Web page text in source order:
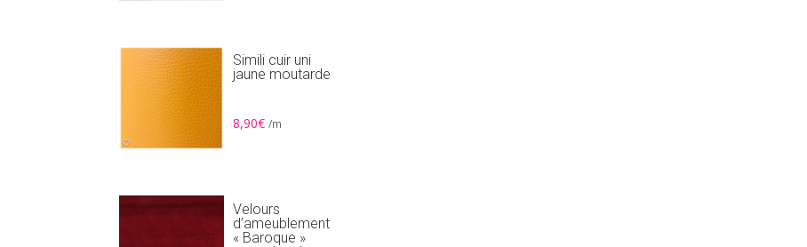
Simili cuir uni
jaune moutarde
8,90€ /m
Velours
d’ameublement
« Baroque »